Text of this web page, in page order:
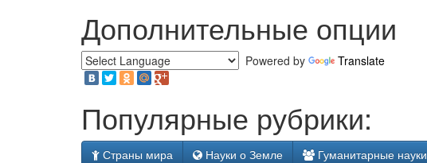
Дополнительные опции
Powered by Translate
Популярные рубрики:
Страны мира Науки о Земле Гуманитарные науки